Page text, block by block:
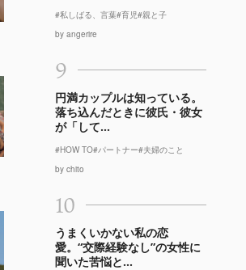
#私しばる、言葉#育児#親と子
by angerire
9
円満カップルは知っている。
落ち込んだときに彼氏・彼女
が「して...
#HOW TO#パートナー#夫婦のこと
by chito
10
うまくいかない私の恋
愛。“交際経験なし”の女性に
聞いた苦悩と...